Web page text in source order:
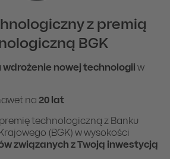
z premią
BGK
wdrożenie nowej technologii w
na 20 lat
technologiczną z Banku
(BGK) w wysokości
związanych z Twoją inwestycją